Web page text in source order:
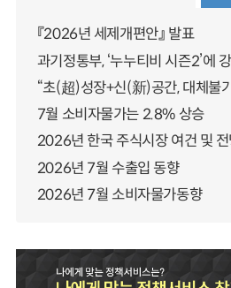
『2026년 세제개편안』 발표
과기정통부, ‘누누티비 시즌2’에
“초(超)성장+신(新)공간, 대체불
7월 소비자물가는 2.8% 상승
2026년 한국 주식시장 여건 및
2026년 7월 수출입 동향
2026년 7월 소비자물가동향